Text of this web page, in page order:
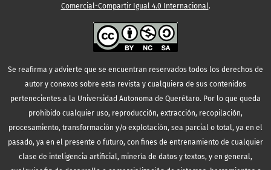
Comercial-Compartir Igual 4.0 Internacional.
Se reafirma y advierte que se encuentran reservados todos los derechos de
autor y conexos sobre esta revista y cualquiera de sus contenidos
pertenecientes a la Universidad Autonoma de Querétaro. Por lo que queda
prohibido cualquier uso, reproducción, extracción, recopilación,
procesamiento, transformación y/o explotación, sea parcial o total, ya en el
pasado, ya en el presente o futuro, con fines de entrenamiento de cualquier
clase de inteligencia artificial, minería de datos y textos, y en general,